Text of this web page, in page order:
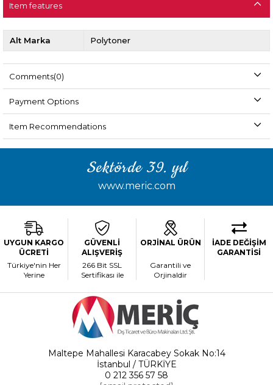
Item features
Alt Marka Polytoner
Comments(0)
Payment Options
Item Recommendations
Sektörde 39. yıl
www.meric.com
UYGUN KARGO
ÜCRETİ
Türkiye'nin Her
Yerine
GÜVENLİ
ALIŞVERİŞ
266 Bit SSL
Sertifikası ile
ORJİNAL ÜRÜN
Garantili ve
Orjinaldir
İADE DEĞİŞİM
GARANTİSİ
Maltepe Mahallesi Karacabey Sokak No:14
İstanbul / TÜRKİYE
0 212 356 57 58